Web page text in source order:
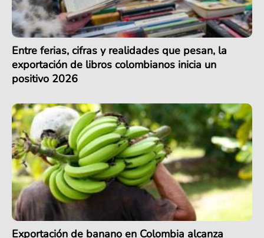
Entre ferias, cifras y realidades que pesan, la
exportación de libros colombianos inicia un
positivo 2026
Exportación de banano en Colombia alcanza